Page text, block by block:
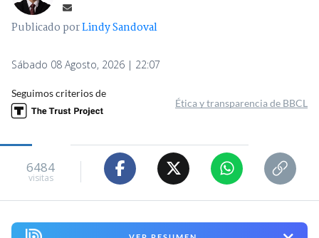
Publicado porLindy Sandoval
Sábado 08 Agosto, 2026 | 22:07
Seguimos criterios de
Ética y transparencia de BBCL
6484
visitas